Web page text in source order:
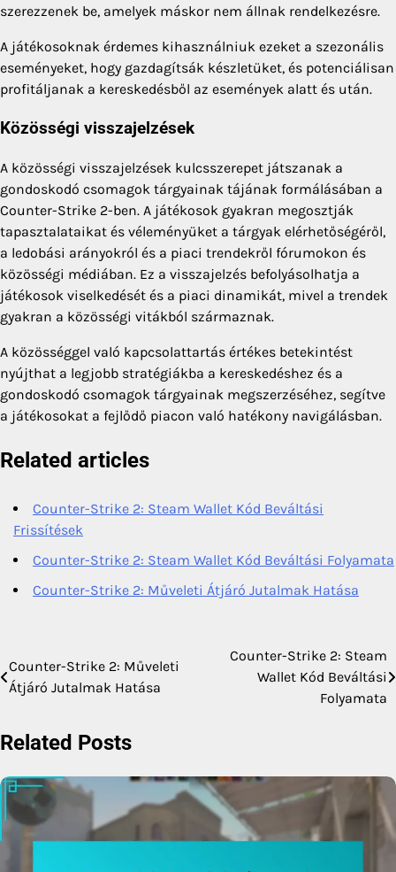
szerezzenek be, amelyek máskor nem állnak rendelkezésre.
A játékosoknak érdemes kihasználniuk ezeket a szezonális
eseményeket, hogy gazdagítsák készletüket, és potenciálisan
profitáljanak a kereskedésből az események alatt és után.
Közösségi visszajelzések
A közösségi visszajelzések kulcsszerepet játszanak a
gondoskodó csomagok tárgyainak tájának formálásában a
Counter-Strike 2-ben. A játékosok gyakran megosztják
tapasztalataikat és véleményüket a tárgyak elérhetőségéről,
a ledobási arányokról és a piaci trendekről fórumokon és
közösségi médiában. Ez a visszajelzés befolyásolhatja a
játékosok viselkedését és a piaci dinamikát, mivel a trendek
gyakran a közösségi vitákból származnak.
A közösséggel való kapcsolattartás értékes betekintést
nyújthat a legjobb stratégiákba a kereskedéshez és a
gondoskodó csomagok tárgyainak megszerzéséhez, segítve
a játékosokat a fejlődő piacon való hatékony navigálásban.
Related articles
Counter-Strike 2: Steam Wallet Kód Beváltási
Frissítések
Counter-Strike 2: Steam Wallet Kód Beváltási Folyamata
Counter-Strike 2: Műveleti Átjáró Jutalmak Hatása
Post
navigation
Counter-Strike 2: Műveleti
Átjáró Jutalmak Hatása
Counter-Strike 2: Steam
Wallet Kód Beváltási
Folyamata
Related Posts